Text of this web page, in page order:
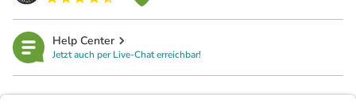
Help Center
Jetzt auch per Live-Chat erreichbar!